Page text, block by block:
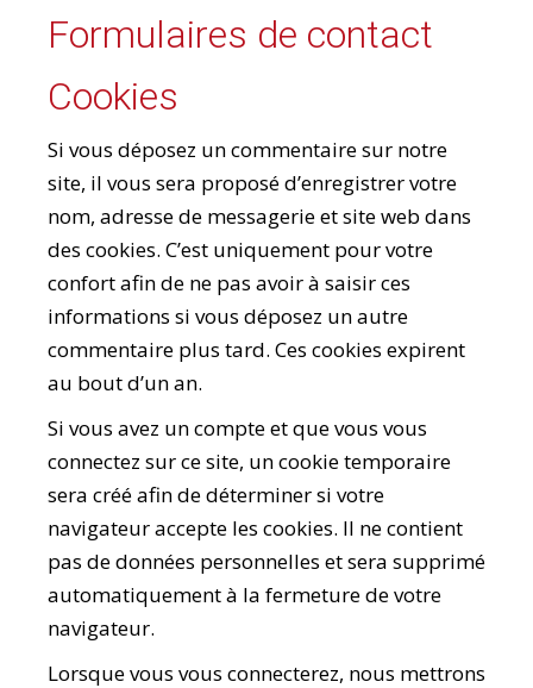
Formulaires de contact
Cookies
Si vous déposez un commentaire sur notre
site, il vous sera proposé d’enregistrer votre
nom, adresse de messagerie et site web dans
des cookies. C’est uniquement pour votre
confort afin de ne pas avoir à saisir ces
informations si vous déposez un autre
commentaire plus tard. Ces cookies expirent
au bout d’un an.
Si vous avez un compte et que vous vous
connectez sur ce site, un cookie temporaire
sera créé afin de déterminer si votre
navigateur accepte les cookies. Il ne contient
pas de données personnelles et sera supprimé
automatiquement à la fermeture de votre
navigateur.
Lorsque vous vous connecterez, nous mettrons